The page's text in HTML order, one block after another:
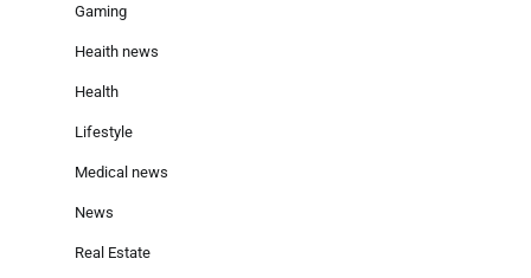
Gaming
Heaith news
Health
Lifestyle
Medical news
News
Real Estate